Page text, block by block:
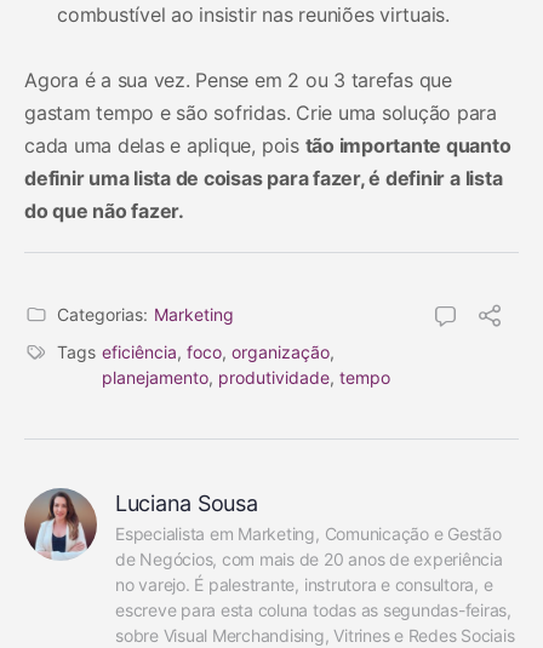
combustível ao insistir nas reuniões virtuais.
Agora é a sua vez. Pense em 2 ou 3 tarefas que
gastam tempo e são sofridas. Crie uma solução para
cada uma delas e aplique, pois tão importante quanto
definir uma lista de coisas para fazer, é definir a lista
do que não fazer.
Categorias: Marketing
Tags eficiência, foco, organização,
planejamento, produtividade, tempo
Luciana Sousa
Especialista em Marketing, Comunicação e Gestão
de Negócios, com mais de 20 anos de experiência
no varejo. É palestrante, instrutora e consultora, e
escreve para esta coluna todas as segundas-feiras,
sobre Visual Merchandising, Vitrines e Redes Sociais